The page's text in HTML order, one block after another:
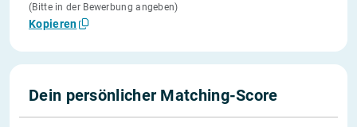
(Bitte in der Bewerbung angeben)
Kopieren
Dein persönlicher Matching-Score